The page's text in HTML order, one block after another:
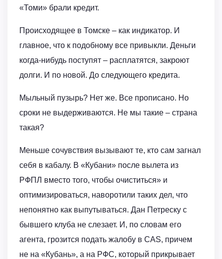
«Томи» брали кредит.
Происходящее в Томске – как индикатор. И
главное, что к подобному все привыкли. Деньги
когда-нибудь поступят – расплатятся, закроют
долги. И по новой. До следующего кредита.
Мыльный пузырь? Нет же. Все прописано. Но
сроки не выдерживаются. Не мы такие – страна
такая?
Меньше сочувствия вызывают те, кто сам загнал
себя в кабалу. В «Кубани» после вылета из
РФПЛ вместо того, чтобы очиститься» и
оптимизироваться, наворотили таких дел, что
непонятно как выпутываться. Дан Петреску с
бывшего клуба не слезает. И, по словам его
агента, грозится подать жалобу в СAS, причем
не на «Кубань», а на РФС, который прикрывает